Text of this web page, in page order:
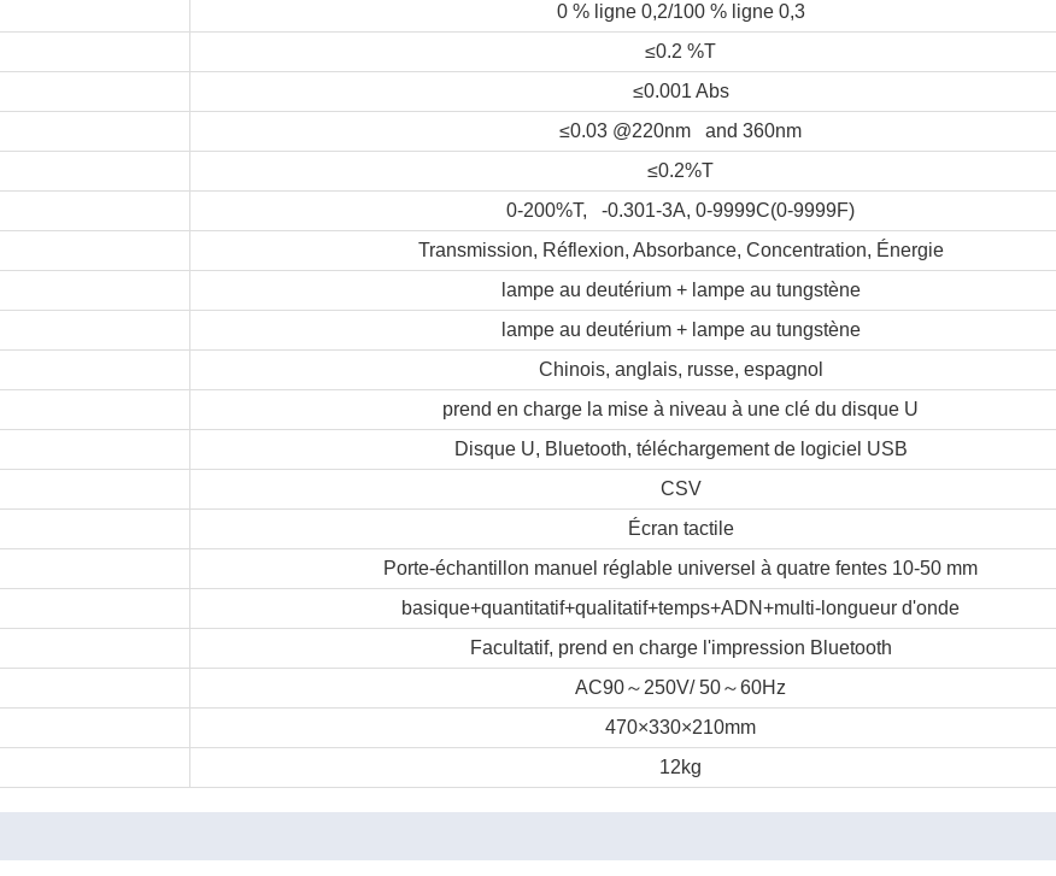
0 % ligne 0,2/100 % ligne 0,3
≤0.2 %T
≤0.001 Abs
≤0.03 @220nm and 360nm
≤0.2%T
0-200%T, -0.301-3A, 0-9999C(0-9999F)
Transmission, Réflexion, Absorbance, Concentration, Énergie
lampe au deutérium + lampe au tungstène
lampe au deutérium + lampe au tungstène
Chinois, anglais, russe, espagnol
prend en charge la mise à niveau à une clé du disque U
Disque U, Bluetooth, téléchargement de logiciel USB
CSV
Écran tactile
Porte-échantillon manuel réglable universel à quatre fentes 10-50 mm
basique+quantitatif+qualitatif+temps+ADN+multi-longueur d'onde
Facultatif, prend en charge l'impression Bluetooth
AC90～ 250V/ 50～60Hz
470×330×210mm
12kg